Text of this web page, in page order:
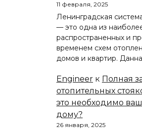
11 февраля, 2025
Ленинградская
— это одна из
распространенных и
временем схем
домов и квартир.
Engineer к Полная
отопительных
это необходимо
дому?
26 января, 2025